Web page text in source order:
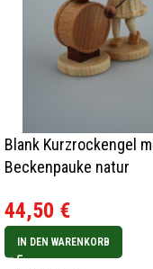
Blank Kurzrockengel
Beckenpauke natur
44,50 €
IN DEN WARENKORB